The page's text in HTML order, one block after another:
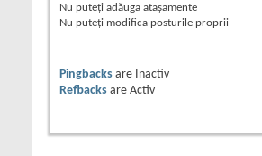
Nu puteţi adăuga ataşamente
Nu puteţi modifica posturile proprii
Pingbacks are
Inactiv
Refbacks are Activ